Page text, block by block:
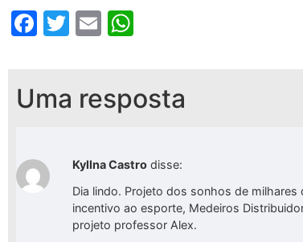
Facebook
Twitter
Email
Uma resposta
Kyllna Castro disse:
Dia lindo. Projeto dos sonhos de
incentivo ao esporte, Medeiros
projeto professor Alex.